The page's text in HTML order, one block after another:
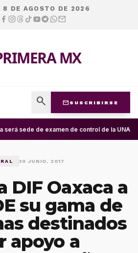
8 DE AGOSTO DE 2026
MX
search mail SUSCRIBIRSE
será sede de examen de control de la
30 JUNIO, 2017
DIF Oaxaca a
su gama de
destinados
apoyo a